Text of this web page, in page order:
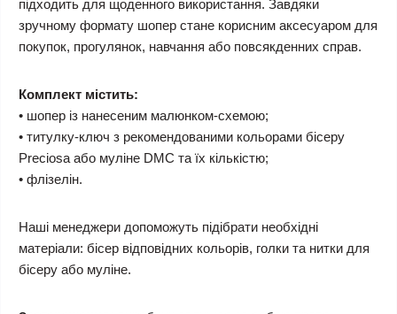
підходить для щоденного використання. Завдяки
зручному формату шопер стане корисним аксесуаром для
покупок, прогулянок, навчання або повсякденних справ.
Комплект містить:
• шопер із нанесеним малюнком-схемою;
• титулку-ключ з рекомендованими кольорами бісеру
Preciosa або муліне DMC та їх кількістю;
• флізелін.
Наші менеджери допоможуть підібрати необхідні
матеріали: бісер відповідних кольорів, голки та нитки для
бісеру або муліне.